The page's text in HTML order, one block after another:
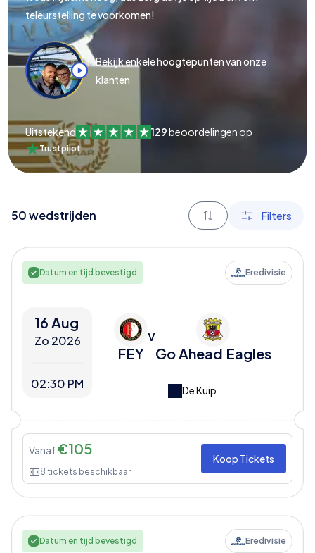
teleurstelling te voorkomen!
Bekijk enkele hoogtepunten van onze
klanten
Uitstekend 129beoordelingen op
Trustpilot
50wedstrijden Filters
Datum en tijd bevestigd Eredivisie
16 Aug
Zo 2026
02:30 PM
FEY
V
Go Ahead Eagles
De Kuip
Vanaf€105
8 tickets beschikbaar
Koop Tickets
Datum en tijd bevestigd Eredivisie